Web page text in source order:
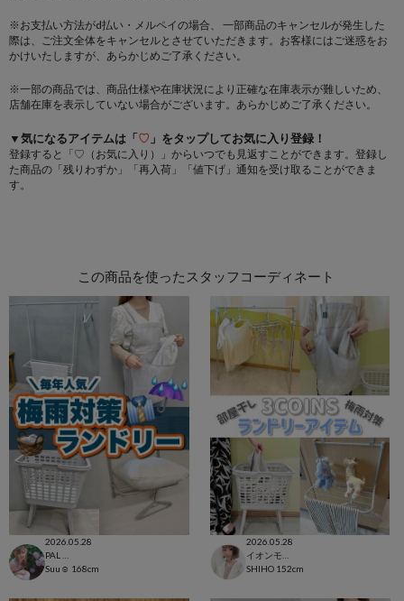
※お支払い方法がd払い・メルペイの場合、 一部商品のキャンセルが発生した
際は、ご注文全体をキャンセルとさせていただきます。お客様にはご迷惑をお
かけいたしますが、あらかじめご了承ください。
※一部の商品では、商品仕様や在庫状況により正確な在庫表示が難しいため、
店舗在庫を表示していない場合がございます。あらかじめご了承ください。
▼気になるアイテムは「♡ 」をタップしてお気に入り登録！
登録すると「♡（お気に入り）」からいつでも見返すことができます。登録し
た商品の「残りわずか」「再入荷」「値下げ」通知を受け取ることができま
す。
この商品を使ったスタッフコーディネート
2026.05.28
Suu☺︎ 168cm
2026.05.28
SHIHO 152cm